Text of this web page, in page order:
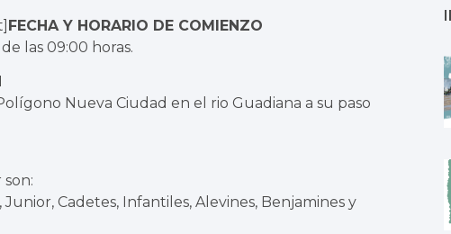
FECHA Y HORARIO DE COMIENZO
las 09:00 horas.
Nueva Ciudad en el rio Guadiana a su paso
Cadetes, Infantiles, Alevines, Benjamines y